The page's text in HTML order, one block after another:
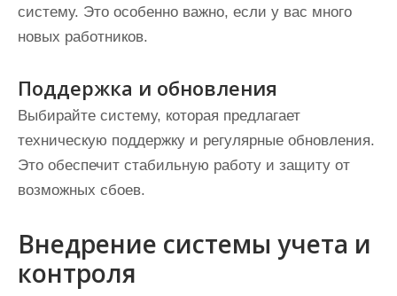
систему. Это особенно важно, если у вас много
новых работников.
Поддержка и обновления
Выбирайте систему, которая предлагает
техническую поддержку и регулярные обновления.
Это обеспечит стабильную работу и защиту от
возможных сбоев.
Внедрение системы учета и
контроля